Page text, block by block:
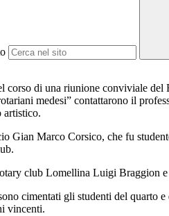
corso di una riunione conviviale
medesi” contattarono il
artistico.
Gian Marco Corsico, che fu
club Lomellina Luigi Braggion
cimentati gli studenti del quarto
vincenti.